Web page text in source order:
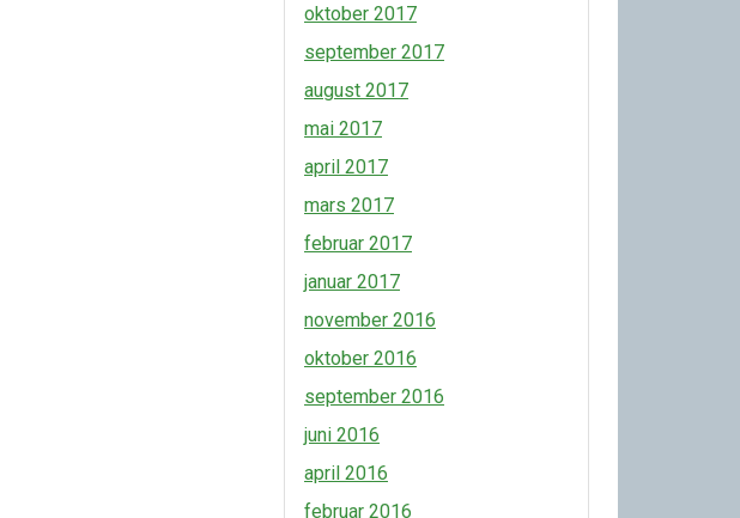
oktober 2017
september 2017
august 2017
mai 2017
april 2017
mars 2017
februar 2017
januar 2017
november 2016
oktober 2016
september 2016
juni 2016
april 2016
februar 2016